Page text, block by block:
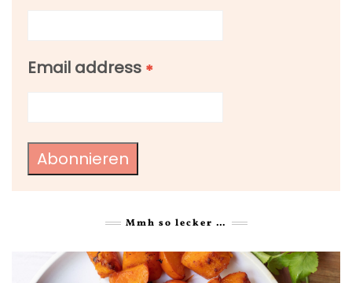
Email address *
Abonnieren
Mmh so lecker …